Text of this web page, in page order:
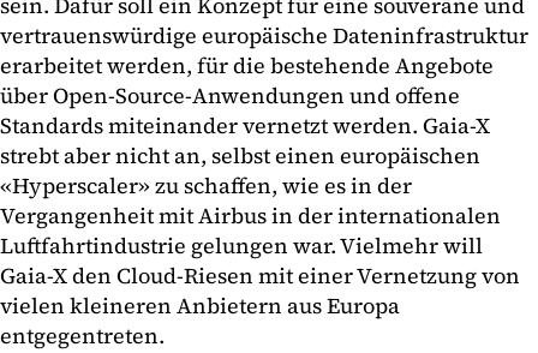
vertrauenswürdige europäische Dateninfrastruktur
erarbeitet werden, für die bestehende Angebote
über Open-Source-Anwendungen und offene
Standards miteinander vernetzt werden. Gaia-X
strebt aber nicht an, selbst einen europäischen
«Hyperscaler» zu schaffen, wie es in der
Vergangenheit mit Airbus in der internationalen
Luftfahrtindustrie gelungen war. Vielmehr will
Gaia-X den Cloud-Riesen mit einer Vernetzung von
vielen kleineren Anbietern aus Europa
entgegentreten.